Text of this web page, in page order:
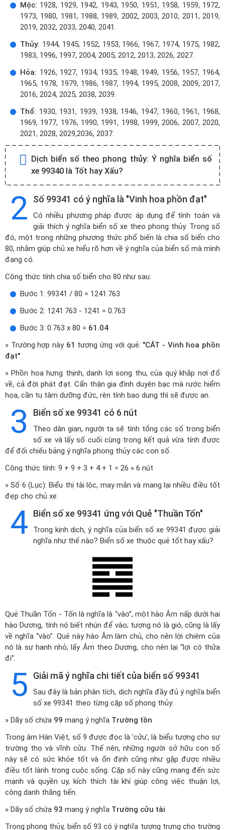
Mộc: 1928, 1929, 1942, 1943, 1950, 1951, 1958, 1959, 1972,
1973, 1980, 1981, 1988, 1989, 2002, 2003, 2010, 2011, 2019,
2019, 2032, 2033, 2040, 2041.
Thủy: 1944, 1945, 1952, 1953, 1966, 1967, 1974, 1975, 1982,
1983, 1996, 1997, 2004, 2005, 2012, 2013, 2026, 2027.
Hỏa: 1926, 1927, 1934, 1935, 1948, 1949, 1956, 1957, 1964,
1965, 1978, 1979, 1986, 1987, 1994, 1995, 2008, 2009, 2017,
2016, 2024, 2025, 2038, 2039.
Thổ: 1930, 1931, 1939, 1938, 1946, 1947, 1960, 1961, 1968,
1969, 1977, 1976, 1990, 1991, 1998, 1999, 2006, 2007, 2020,
2021, 2028, 2029,2036, 2037.
Dịch biển số theo phong thủy: Ý nghĩa biển số
xe 99340 là Tốt hay Xấu?
2 Số 99341 có ý nghĩa là "Vinh hoa phồn đạt"
Có nhiều phương pháp được áp dụng để tính toán và
giải thích ý nghĩa biển số xe theo phong thủy. Trong số
đó, một trong những phương thức phổ biến là chia số biển cho
80, nhằm giúp chủ xe hiểu rõ hơn về ý nghĩa của biển số mà mình
đang có.
Công thức tính chia số biển cho 80 như sau:
Bước 1: 99341 / 80 = 1241.763
Bước 2: 1241.763 - 1241 = 0.763
Bước 3: 0.763 x 80 = 61.04
» Trường hợp này 61 tương ứng với quẻ: "CÁT - Vinh hoa phồn
đạt"
» Phồn hoa hưng thịnh, danh lợi song thu, của quý khắp nơi đổ
về, cả đời phát đạt. Cẩn thận gia đình duyên bạc mà rước hiểm
họa, cần tu tâm dưỡng đức, rèn tính bao dung thì sẽ được an.
3 Biển số xe 99341 có 6 nút
Theo dân gian, người ta sẽ tính tổng các số trong biển
số xe và lấy số cuối cùng trong kết quả vừa tính được
để đối chiếu bảng ý nghĩa phong thủy các con số.
Công thức tính: 9 + 9 + 3 + 4 + 1 = 26 » 6 nút
» Số 6 (Lục): Biểu thị tài lộc, may mắn và mang lại nhiều điều tốt
đẹp cho chủ xe.
4 Biển số xe 99341 ứng với Quẻ "Thuần Tốn"
Trong kinh dịch, ý nghĩa của biển số xe 99341 được giải
nghĩa như thế nào? Biển số xe thuộc quẻ tốt hay xấu?
Quẻ Thuần Tốn - Tốn là nghĩa là “vào”, một hào Âm nấp dưới hai
hào Dương, tính nó biết nhún để vào; tượng nó là gió, cũng là lấy
về nghĩa “vào”. Quẻ này hào Âm làm chủ, cho nên lời chiêm của
nó là sự hanh nhỏ; lấy Âm theo Dương, cho nên lại “lợi có thửa
đi”.
5 Giải mã ý nghĩa chi tiết của biển số 99341
Sau đây là bản phân tích, dịch nghĩa đầy đủ ý nghĩa biển
số xe 99341 theo từng cặp số phong thủy:
» Dãy số chứa 99 mang ý nghĩa Trường tồn
Trong âm Hán Việt, số 9 được đọc là 'cửu', là biểu tượng cho sự
trường thọ và vĩnh cửu. Thế nên, những người sở hữu con số
này sẽ có sức khỏe tốt và ổn định cũng như gặp được nhiều
điều tốt lành trong cuộc sống. Cặp số này cũng mang đến sức
mạnh và quyền uy, kích thích tài khí giúp công việc thuận lợi,
công danh thăng tiến.
» Dãy số chứa 93 mang ý nghĩa Trường cửu tài
Trong phong thủy, biển số 93 có ý nghĩa tượng trưng cho trường